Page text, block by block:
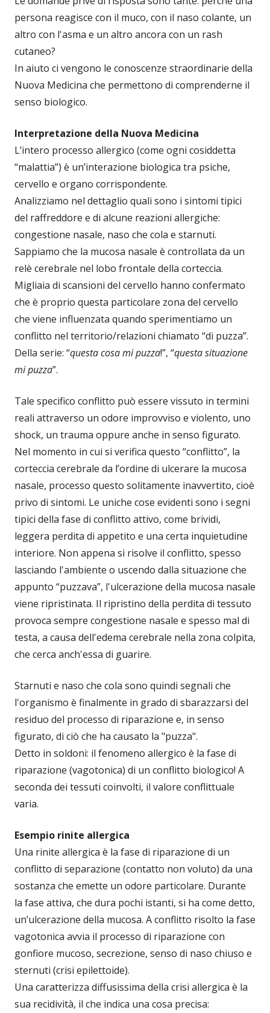
persona reagisce con il muco, con il naso colante, un
altro con l'asma e un altro ancora con un rash
cutaneo?
In aiuto ci vengono le conoscenze straordinarie della
Nuova Medicina che permettono di comprenderne il
senso biologico.
Interpretazione della Nuova Medicina
L’intero processo allergico (come ogni cosiddetta
“malattia”) è un’interazione biologica tra psiche,
cervello e organo corrispondente.
Analizziamo nel dettaglio quali sono i sintomi tipici
del raffreddore e di alcune reazioni allergiche:
congestione nasale, naso che cola e starnuti.
Sappiamo che la mucosa nasale è controllata da un
relè cerebrale nel lobo frontale della corteccia.
Migliaia di scansioni del cervello hanno confermato
che è proprio questa particolare zona del cervello
che viene influenzata quando sperimentiamo un
conflitto nel territorio/relazioni chiamato “di puzza”.
Della serie: “questa cosa mi puzza!”, “questa situazione
mi puzza”.
Tale specifico conflitto può essere vissuto in termini
reali attraverso un odore improvviso e violento, uno
shock, un trauma oppure anche in senso figurato.
Nel momento in cui si verifica questo “conflitto”, la
corteccia cerebrale da l’ordine di ulcerare la mucosa
nasale, processo questo solitamente inavvertito, cioè
privo di sintomi. Le uniche cose evidenti sono i segni
tipici della fase di conflitto attivo, come brividi,
leggera perdita di appetito e una certa inquietudine
interiore. Non appena si risolve il conflitto, spesso
lasciando l'ambiente o uscendo dalla situazione che
appunto “puzzava”, l'ulcerazione della mucosa nasale
viene ripristinata. Il ripristino della perdita di tessuto
provoca sempre congestione nasale e spesso mal di
testa, a causa dell'edema cerebrale nella zona colpita,
che cerca anch'essa di guarire.
Starnuti e naso che cola sono quindi segnali che
l'organismo è finalmente in grado di sbarazzarsi del
residuo del processo di riparazione e, in senso
figurato, di ciò che ha causato la "puzza".
Detto in soldoni: il fenomeno allergico è la fase di
riparazione (vagotonica) di un conflitto biologico! A
seconda dei tessuti coinvolti, il valore conflittuale
varia.
Esempio rinite allergica
Una rinite allergica è la fase di riparazione di un
conflitto di separazione (contatto non voluto) da una
sostanza che emette un odore particolare. Durante
la fase attiva, che dura pochi istanti, si ha come detto,
un’ulcerazione della mucosa. A conflitto risolto la fase
vagotonica avvia il processo di riparazione con
gonfiore mucoso, secrezione, senso di naso chiuso e
sternuti (crisi epilettoide).
Una caratterizza diffusissima della crisi allergica è la
sua recidività, il che indica una cosa precisa: